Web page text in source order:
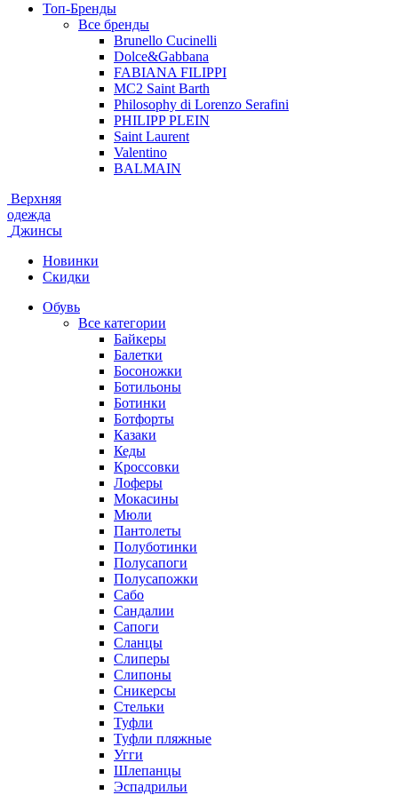
Топ-Бренды
Все бренды
Brunello Cucinelli
Dolce&Gabbana
FABIANA FILIPPI
MC2 Saint Barth
Philosophy di Lorenzo Serafini
PHILIPP PLEIN
Saint Laurent
Valentino
BALMAIN
Верхняя
одежда
Джинсы
Новинки
Скидки
Обувь
Все категории
Байкеры
Балетки
Босоножки
Ботильоны
Ботинки
Ботфорты
Казаки
Кеды
Кроссовки
Лоферы
Мокасины
Мюли
Пантолеты
Полуботинки
Полусапоги
Полусапожки
Сабо
Сандалии
Сапоги
Сланцы
Слиперы
Слипоны
Сникерсы
Стельки
Туфли
Туфли пляжные
Угги
Шлепанцы
Эспадрильи